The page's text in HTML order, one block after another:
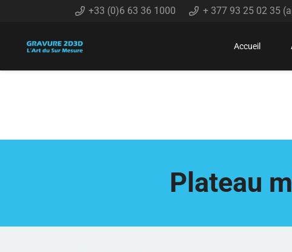
+33 (0)6 63 36 1000 + 377 93 25 02 35
Accueil
Plateau